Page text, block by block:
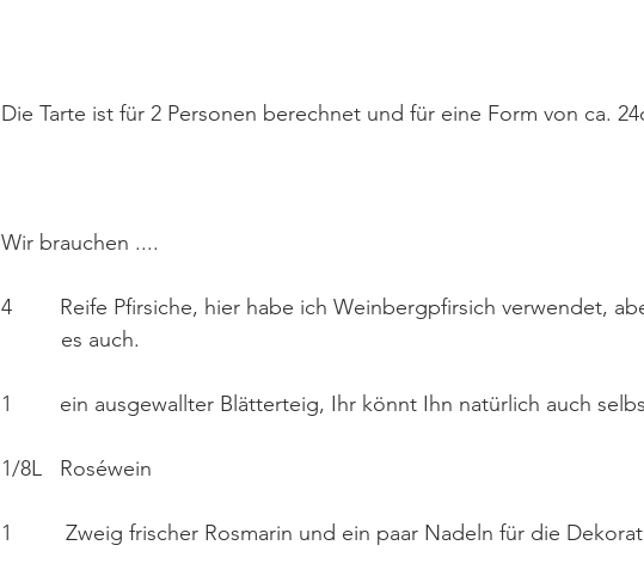
Die Tarte ist für 2 Personen berechnet und für eine Form von ca.
Wir brauchen ....
4        Reife Pfirsiche, hier habe ich Weinbergpfirsich verwendet,
          es auch.
1        ein ausgewallter Blätterteig, Ihr könnt Ihn natürlich auch
1/8L   Roséwein
1         Zweig frischer Rosmarin und ein paar Nadeln für die